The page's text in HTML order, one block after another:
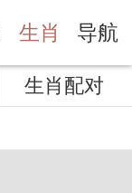
生肖 导航
生肖配对